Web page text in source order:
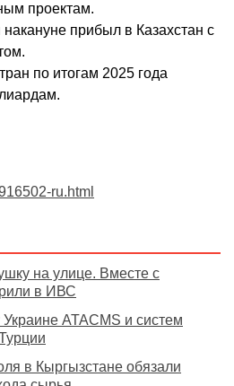
проектам.
прибыл в Казахстан с
по итогам 2025 года
ru.html
на улице. Вместе с
в ИВС
ATACMS и систем
в Кыргызстане обязали